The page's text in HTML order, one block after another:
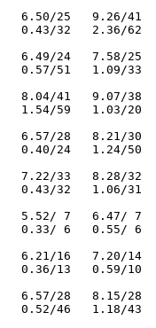
25   9.26/41
0.43/32   2.36/62
24   7.58/25
0.57/51   1.09/
41   9.07/38
1.54/59   1.03/
28   8.21/30
0.40/24   1.24/
33   8.28/32
0.43/32   1.06/
7   6.47/ 7
0.33/ 6   0.55/
7.20/14
0.36/13   0.59/
28   8.15/28
0.52/46   1.18/